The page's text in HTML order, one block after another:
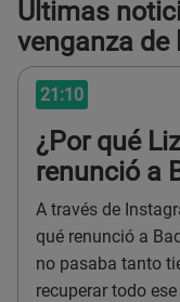
Últimas
venganza de
21:10
¿Por qué
renunció a
A través de
qué renunció a
no pasaba tanto
recuperar todo